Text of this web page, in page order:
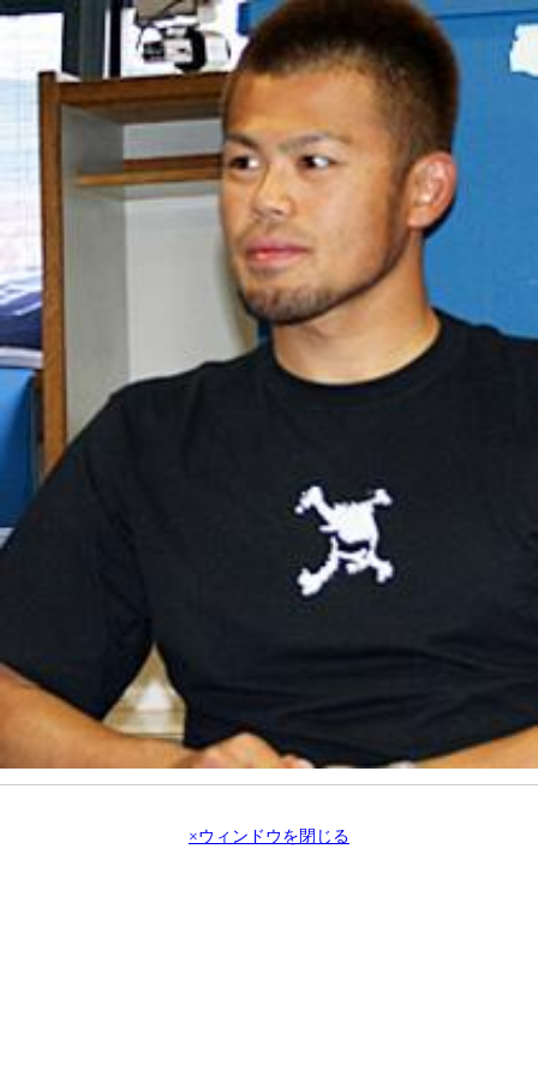
×ウィンドウを閉じる